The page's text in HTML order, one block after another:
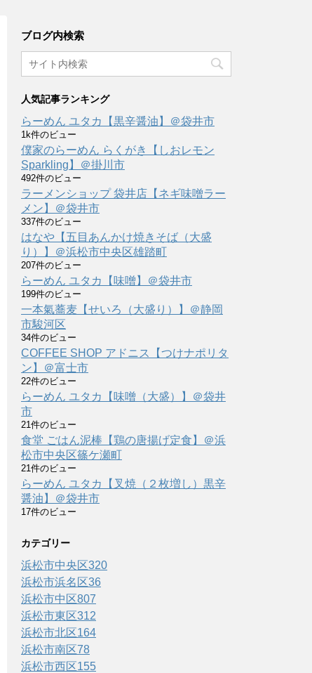
ブログ内検索
人気記事ランキング
らーめん ユタカ【黒辛醤油】＠袋井市
1k件のビュー
僕家のらーめん らくがき【しおレモン
Sparkling】＠掛川市
492件のビュー
ラーメンショップ 袋井店【ネギ味噌ラー
メン】＠袋井市
337件のビュー
はなや【五目あんかけ焼きそば（大盛
り）】＠浜松市中央区雄踏町
207件のビュー
らーめん ユタカ【味噌】＠袋井市
199件のビュー
一本氣蕎麦【せいろ（大盛り）】＠静岡
市駿河区
34件のビュー
COFFEE SHOP アドニス【つけナポリタ
ン】＠富士市
22件のビュー
らーめん ユタカ【味噌（大盛）】＠袋井
市
21件のビュー
食堂 ごはん泥棒【鶏の唐揚げ定食】＠浜
松市中央区篠ケ瀬町
21件のビュー
らーめん ユタカ【叉焼（２枚増し）黒辛
醤油】＠袋井市
17件のビュー
カテゴリー
浜松市中央区320
浜松市浜名区36
浜松市中区807
浜松市東区312
浜松市北区164
浜松市南区78
浜松市西区155